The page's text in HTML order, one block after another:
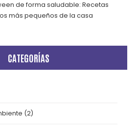
de forma saludable: Recetas
más pequeños de la casa
CATEGORÍAS
(2)